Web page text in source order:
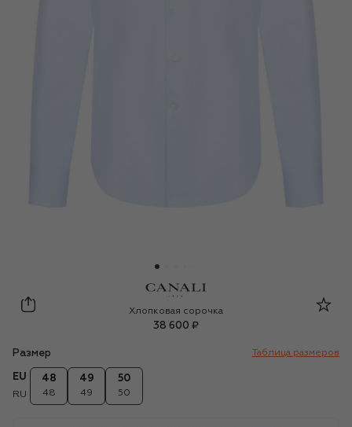
Canali
Хлопковая сорочка
38 600 ₽
Размер Таблица размеров
EU
RU
48
48
49
49
50
50